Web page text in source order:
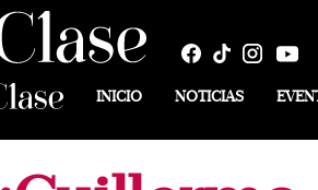
INICIO NOTICIAS